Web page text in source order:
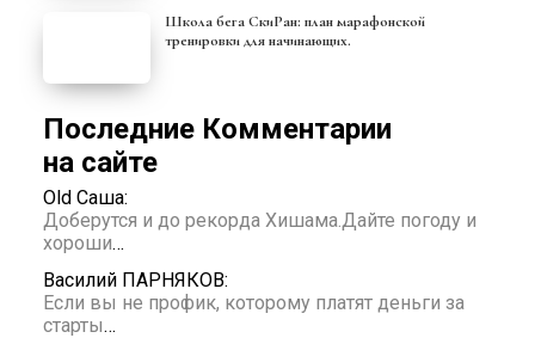
Школа бега СкиРан: план марафонской
тренировки для начинающих.
Последние Комментарии
на сайте
Old Саша:
Доберутся и до рекорда Хишама.Дайте погоду и
хороши…
Василий ПАРНЯКОВ:
Если вы не профик, которому платят деньги за
старты…